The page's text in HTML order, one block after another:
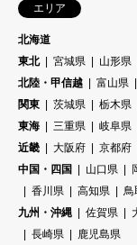
エリア
北海道
東北
宮城県 山形県
北陸・甲信越
富山県
関東
茨城県 栃木県
東海
三重県 岐阜県
近畿
大阪府 京都府
中国・四国
山口県
香川県
高知県
鳥
九州・沖縄
佐賀県
長崎県
鹿児島県